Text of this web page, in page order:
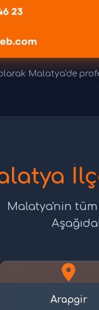
Malatya'de
Malatya'nin
Arapgir